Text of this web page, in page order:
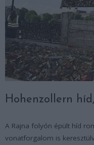
Hohenzollern
A Rajna folyón épült híd
vonatforgalom is